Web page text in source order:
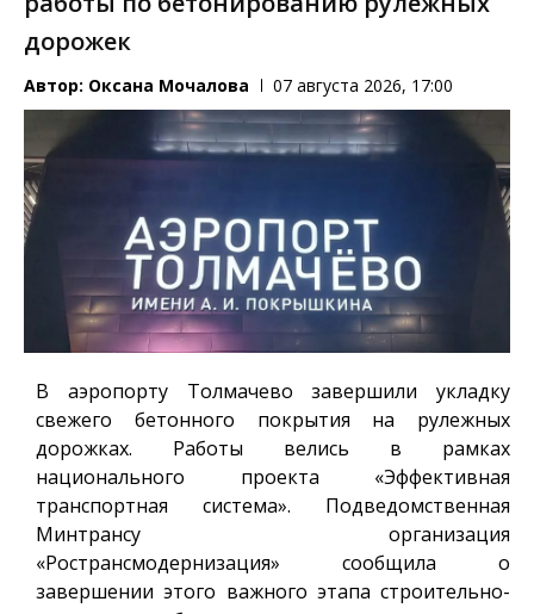
дорожек
Автор: Оксана Мочалова 07 августа 2026, 17:00
В аэропорту Толмачево завершили укладку
свежего бетонного покрытия на рулежных
дорожках. Работы велись в рамках
национального проекта «Эффективная
транспортная система». Подведомственная
Минтрансу организация
«Ространсмодернизация» сообщила о
завершении этого важного этапа строительно-